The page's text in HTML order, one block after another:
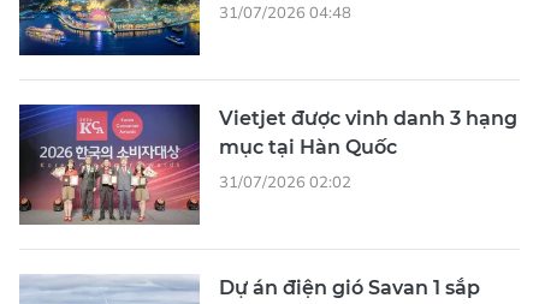
31/07/2026 04:48
Vietjet được vinh danh 3 hạng
mục tại Hàn Quốc
31/07/2026 02:02
Dự án điện gió Savan 1 sắp